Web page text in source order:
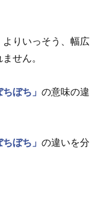
りいっそう、幅広
せん。
ちぼち」 の意味の違
ちぼち」 の違いを分